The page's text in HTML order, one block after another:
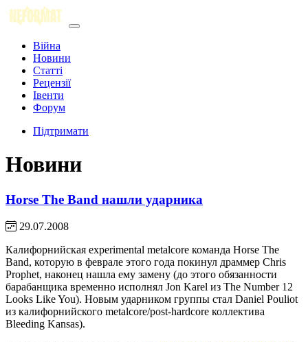
Війна
Новини
Статті
Рецензії
Івенти
Форум
Підтримати
Новини
Horse The Band нашли ударника
29.07.2008
Калифорнийская experimental metalcore команда Horse The
Band, которую в феврале этого года покинул драммер Chris
Prophet, наконец нашла ему замену (до этого обязанности
барабанщика временно исполнял Jon Karel из The Number 12
Looks Like You). Новым ударником группы стал Daniel Pouliot
из калифорнийского metalcore/post-hardcore коллектива
Bleeding Kansas).